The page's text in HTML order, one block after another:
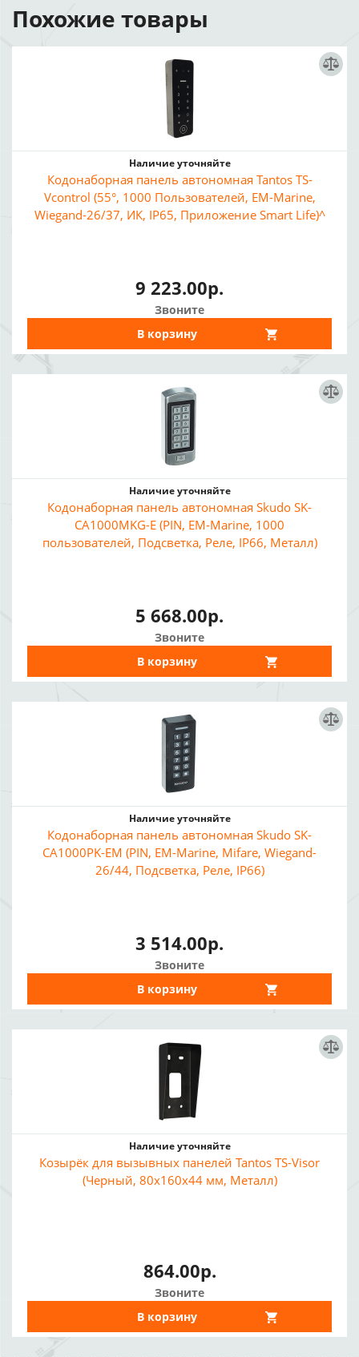
Похожие товары
Наличие уточняйте
Кодонаборная панель автономная Tantos TS-
Vcontrol (55°, 1000 Пользователей, EM-Marine,
Wiegand-26/37, ИК, IP65, Приложение Smart Life)^
9 223.00р.
Звоните
В корзину
Наличие уточняйте
Кодонаборная панель автономная Skudo SK-
CA1000МKG-E (PIN, EM-Marine, 1000
пользователей, Подсветка, Реле, IP66, Металл)
5 668.00р.
Звоните
В корзину
Наличие уточняйте
Кодонаборная панель автономная Skudo SK-
CA1000PK-EM (PIN, EM-Marine, Mifare, Wiegand-
26/44, Подсветка, Реле, IP66)
3 514.00р.
Звоните
В корзину
Наличие уточняйте
Козырёк для вызывных панелей Tantos TS-Visor
(Черный, 80x160x44 мм, Металл)
864.00р.
Звоните
В корзину